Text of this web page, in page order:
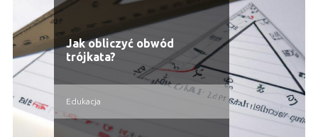
Jak obliczyć obwód
trójkata?
Edukacja